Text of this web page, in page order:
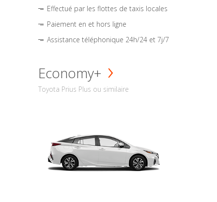
Effectué par les flottes de taxis locales
Paiement en et hors ligne
Assistance téléphonique 24h/24 et 7j/7
Economy+
Toyota Prius Plus ou similaire